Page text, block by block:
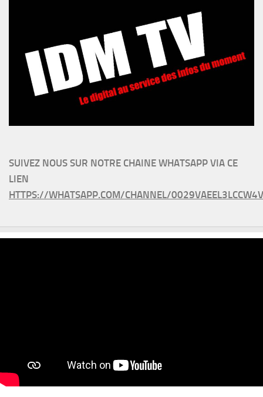
SUIVEZ NOUS SUR NOTRE CHAINE WHATSAPP VIA CE
LIEN
HTTPS://WHATSAPP.COM/CHANNEL/